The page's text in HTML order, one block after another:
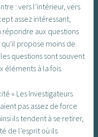
: vers l’intérieur, vers
assez intéressant,
répondre aux questions
propose moins de
questions sont souvent
éléments à la fois.
« Les Investigateurs
pas assez de force
ils tendent à se retirer,
de l’esprit où ils